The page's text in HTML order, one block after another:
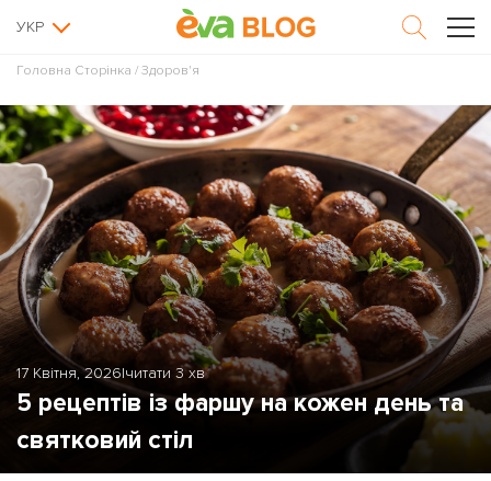
УКР
Головна Сторінка / Здоров'я
17 Квітня, 2026|читати 3 хв
5 рецептів із фаршу на кожен день та
святковий стіл